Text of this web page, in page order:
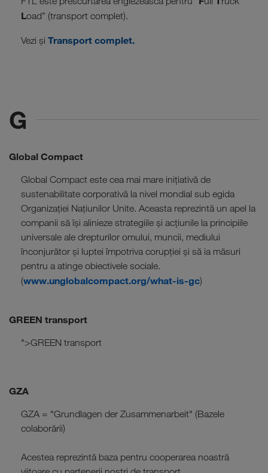
Load” (transport complet).
Vezi și Transport complet.
G
Global Compact
Global Compact este cea mai mare inițiativă de
sustenabilitate corporativă la nivel mondial sub egida
Organizației Națiunilor Unite. Aceasta reprezintă un apel la
companii să își alinieze strategiile și acțiunile la principiile
universale ale drepturilor omului, muncii, mediului
înconjurător și luptei împotriva corupției și să ia măsuri
pentru a atinge obiectivele sociale.
(www.unglobalcompact.org/what-is-gc)
GREEN transport
">GREEN transport
GZA
GZA = "Grundlagen der Zusammenarbeit" (Bazele
colaborării)
Acestea reprezintă baza pentru cooperarea noastră